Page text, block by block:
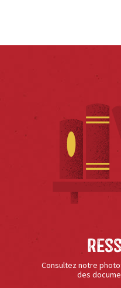
Consultez notre
des